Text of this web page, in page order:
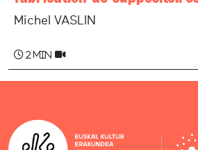
Michel VASLIN
2 min